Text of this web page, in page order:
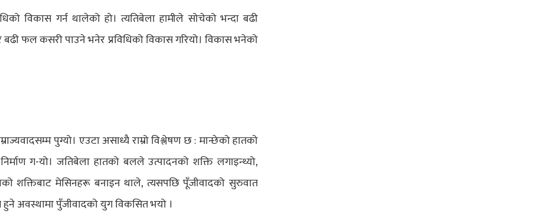
विकास गर्न थालेको हो। त्यतिबेला हामीले सोचेको भन्दा बढी
फल कसरी पाउने भनेर प्रविधिको विकास गरियो। विकास भनेको
पुग्यो। एउटा असाध्यै राम्रो विश्लेषण छ : मान्छेको हातको
ग-यो। जतिबेला हातको बलले उत्पादनको शक्ति लगाइन्थ्यो,
शक्तिबाट मेसिनहरू बनाइन थाले, त्यसपछि पूँजीवादको सुरुवात
हुने अवस्थामा पुँजीवादको युग विकसित भयो ।